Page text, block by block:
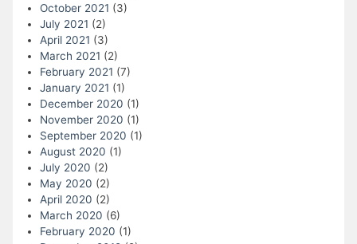
October 2021 (3)
July 2021 (2)
April 2021 (3)
March 2021 (2)
February 2021 (7)
January 2021 (1)
December 2020 (1)
November 2020 (1)
September 2020 (1)
August 2020 (1)
July 2020 (2)
May 2020 (2)
April 2020 (2)
March 2020 (6)
February 2020 (1)